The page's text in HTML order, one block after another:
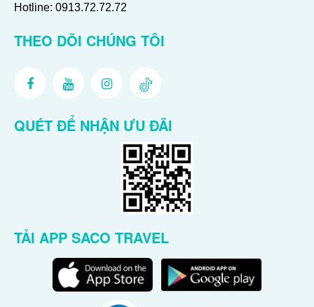
Hotline: 0913.72.72.72
THEO DÕI CHÚNG TÔI
QUÉT ĐỂ NHẬN ƯU ĐÃI
TẢI APP SACO TRAVEL